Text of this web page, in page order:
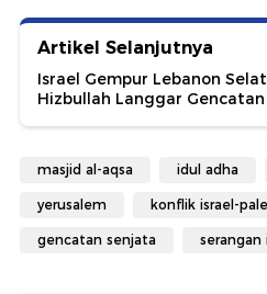
Artikel Selanjutnya
Israel Gempur Lebanon
Hizbullah Langgar
masjid al-aqsa idul adha
yerusalem konflik israel-
gencatan senjata serangan